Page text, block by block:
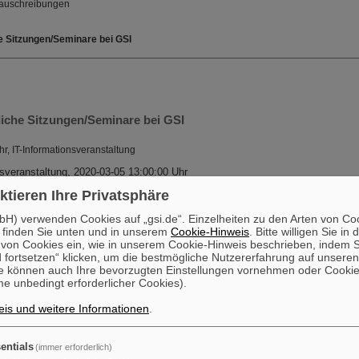
Seminare bei GSI
Sitzungen/Seminare bei GSI
IT-Informationsveranstaltung
2020-03-05 13:00:00 Uhr
rund um die IT für neue Kollegen und Kolleginnen
Biophysics Seminar
2020-03-05 14:00:00 Uhr
SB3 3.170a, GSI Helmholtzzentrum für Schwerionenforschung GmbH
lung metastases in a mouse osteosarcoma model treated with carbon ions
finden Sie auch unter
Ihre Privatsphäre
verwenden Cookies auf „gsi.de“. Einzelheiten zu den Arten von
Sie unten und in unserem Cookie-Hinweis . Bitte willigen Sie in
Cookies ein, wie in unserem Cookie-Hinweis beschrieben, indem
fortsetzen“ klicken, um die bestmögliche Nutzererfahrung auf
können auch Ihre bevorzugten Einstellungen vornehmen oder
unbedingt erforderlicher Cookies).
und weitere Informationen
(immer erforderlich)